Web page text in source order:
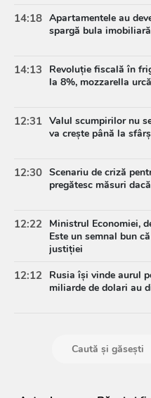
14:18 Apartamentele au
spargă bula imobiliară
14:13
Revoluție fiscală în
la 8%, mozzarella
12:31 Valul scumpirilor nu
va crește până la
12:30 Scenariu de criză
pregătesc măsuri
12:22 Ministrul Economiei,
Este un semnal bun
justiției
12:12 Rusia își vinde aurul
miliarde de dolari au